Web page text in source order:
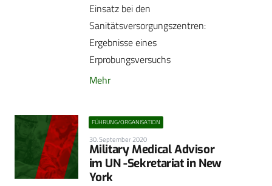
Einsatz bei den
Sanitätsversorgungszentren:
Ergebnisse eines
Erprobungsversuchs
Mehr
FÜHRUNG/ORGANISATION
30. September 2020
Military Medical Advisor
im UN -Sekretariat in New
York